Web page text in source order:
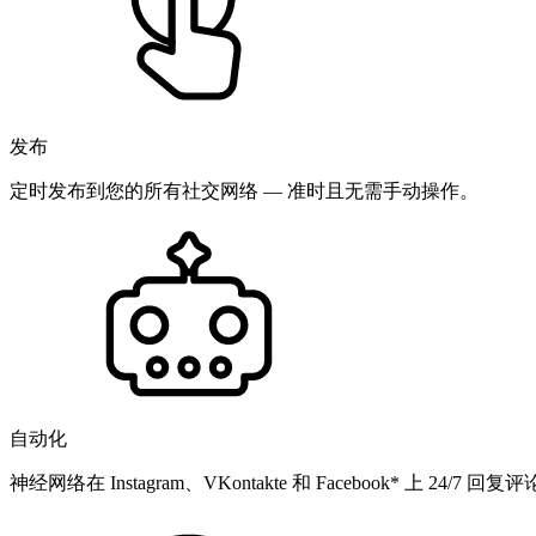
发布
定时发布到您的所有社交网络 — 准时且无需手动操作。
自动化
神经网络在 Instagram、VKontakte 和 Facebook* 上 24/7 回复评